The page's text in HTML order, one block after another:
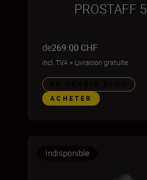
PROSTAFF 5
de269.00 CHF
incl. TVA+ Livraison gratuite
ACHETER
Indisponible